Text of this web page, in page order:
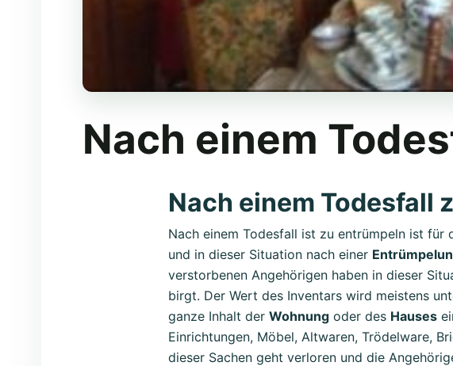
Nach einem
Nach einem Todesfall
Nach einem Todesfall ist zu entrümpeln ist
und in dieser Situation nach einer
verstorbenen Angehörigen haben in dieser
birgt. Der Wert des Inventars wird meistens
ganze Inhalt der Wohnung oder des Hauses
Einrichtungen, Möbel, Altwaren, Trödelware,
dieser Sachen geht verloren und die